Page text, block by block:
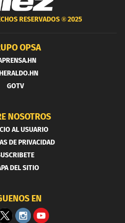
RESERVADOS ®2025
OPSA
GOTV
NOSOTROS
AL USUARIO
DE PRIVACIDAD
DEL SITIO
EN